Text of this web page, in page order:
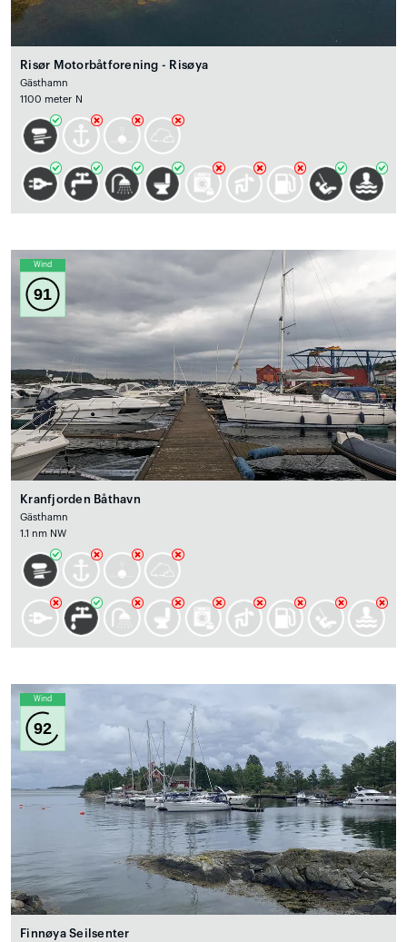
Risør Motorbåtforening - Risøya
Gästhamn
1100 meter N
Wind
91
Kranfjorden Båthavn
Gästhamn
1.1 nm NW
Wind
92
Finnøya Seilsenter